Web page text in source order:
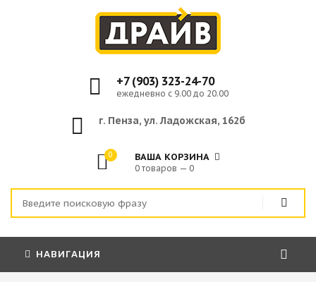
+7 (903) 323-24-70
ежедневно с 9.00 до 20.00
г. Пенза, ул. Ладожская, 162б
0 ВАША КОРЗИНА
0 товаров — 0
НАВИГАЦИЯ